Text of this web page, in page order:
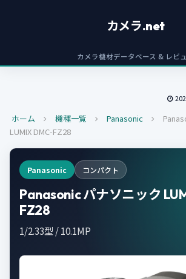
カメラ.net
カメラ機材データベース & レビ
ホーム 機種一覧 Panasonic
LUMIX DMC-FZ28
Panasonic コンパクト
Panasonic パナソニック
FZ28
1/2.33型 / 10.1MP